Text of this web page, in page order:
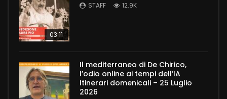
03:11
STAFF 12.9K
Il mediterraneo di De Chirico,
l’odio online ai tempi dell’IA
Itinerari domenicali – 25 Luglio
2026